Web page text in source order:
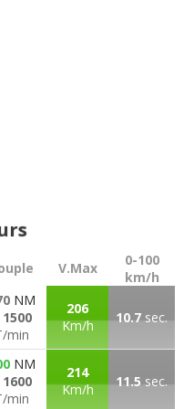
V.Max
0-100
km/h
NM
1500
min
206
Km/h
10.7 sec.
NM
1600
min
214
Km/h
11.5 sec.